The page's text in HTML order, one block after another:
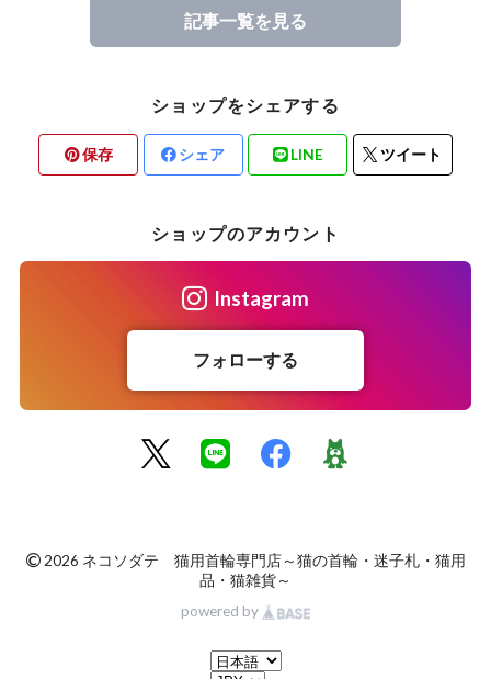
記事一覧を見る
ショップをシェアする
保存 シェア LINE ツイート
ショップのアカウント
Instagram
フォローする
© 2026 ネコソダテ 猫用首輪専門店～猫の首輪・迷子札・猫用
品・猫雑貨～
powered by